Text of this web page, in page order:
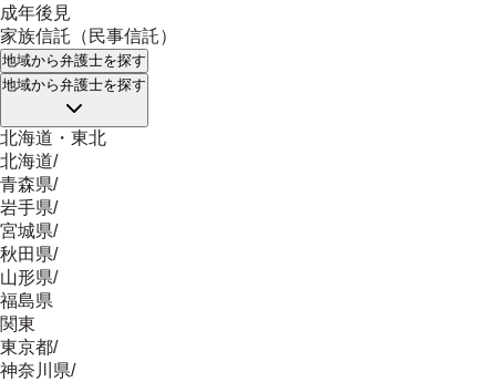
成年後見
家族信託（民事信託）
地域から弁護士を探す
地域から弁護士を探す
北海道・東北
北海道/
青森県/
岩手県/
宮城県/
秋田県/
山形県/
福島県
関東
東京都/
神奈川県/